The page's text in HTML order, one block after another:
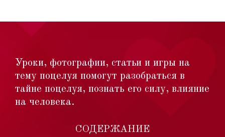
Уроки, фотографии, статьи и игры на
тему поцелуя помогут разобраться в
тайне поцелуя, познать его силу, влияние
на человека.
СОДЕРЖАНИЕ